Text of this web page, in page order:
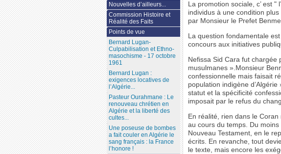
La promotion sociale, c’ est "
individus à une condition
par Monsieur le Prefet
La question fondamentale
concours aux initiatives
Nefissa Sid Cara fut
musulmanes ».Monsieur
confessionnelle mais faisait
population indigène
statut et la spécificité
imposait par le refus du
En réalité, rien dans le
au cours du temps. Du
Nouveau Testament, en le
écrits. En revanche, tout
le texte, mais encore les
Nouvelles d’ailleurs...
Commission Histoire et
Réalité des Faits
Points de vue
Bernard Lugan-
Culpabilisation et Ethno-
masochisme - 17 octobre
1961
Bernard Lugan :
exigences locatives de
l’Algérie...
Pasteur Ourahmane : Le
renouveau chrétien en
Algérie et la liberté des
cultes...
Une poseuse de bombes
a fait couler en Algérie le
sang français : la France
l’honore !